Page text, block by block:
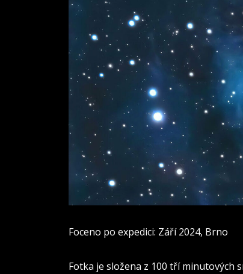
Foceno po expedici: Září 2024, Brno
Fotka je složena z 100 tří minutových